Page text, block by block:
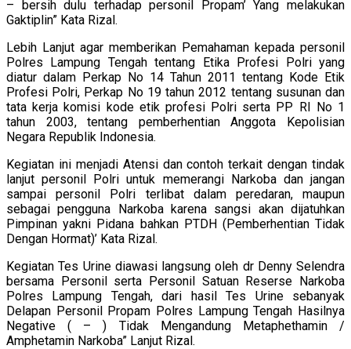
– bersih dulu terhadap personil Propam’ Yang melakukan
Gaktiplin” Kata Rizal.
Lebih Lanjut agar memberikan Pemahaman kepada personil
Polres Lampung Tengah tentang Etika Profesi Polri yang
diatur dalam Perkap No 14 Tahun 2011 tentang Kode Etik
Profesi Polri, Perkap No 19 tahun 2012 tentang susunan dan
tata kerja komisi kode etik profesi Polri serta PP RI No 1
tahun 2003, tentang pemberhentian Anggota Kepolisian
Negara Republik Indonesia.
Kegiatan ini menjadi Atensi dan contoh terkait dengan tindak
lanjut personil Polri untuk memerangi Narkoba dan jangan
sampai personil Polri terlibat dalam peredaran, maupun
sebagai pengguna Narkoba karena sangsi akan dijatuhkan
Pimpinan yakni Pidana bahkan PTDH (Pemberhentian Tidak
Dengan Hormat)’ Kata Rizal.
Kegiatan Tes Urine diawasi langsung oleh dr Denny Selendra
bersama Personil serta Personil Satuan Reserse Narkoba
Polres Lampung Tengah, dari hasil Tes Urine sebanyak
Delapan Personil Propam Polres Lampung Tengah Hasilnya
Negative ( – ) Tidak Mengandung Metaphethamin /
Amphetamin Narkoba” Lanjut Rizal.